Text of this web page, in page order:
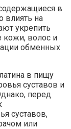
в
влиять на
укрепить
кожи, волос и
обменных
в пищу
суставов и
перед
суставов,
или